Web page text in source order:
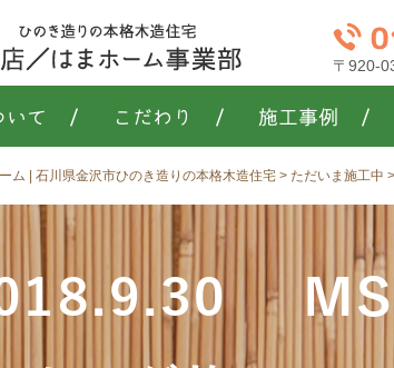
〒920-
いて / こだわり / 施工事例 /
ム | 石川県金沢市ひのき造りの本格木造住宅 > ただいま施工中 >
MS